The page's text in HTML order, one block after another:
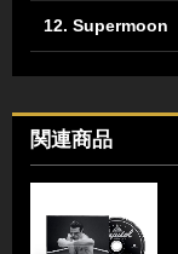
12. Supermoon
関連商品